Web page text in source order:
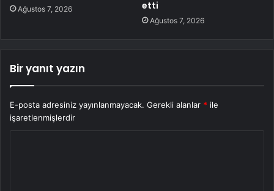
Ağustos 7, 2026 etti
Ağustos 7, 2026
Bir yanıt yazın
E-posta adresiniz yayınlanmayacak. Gerekli alanlar * ile
işaretlenmişlerdir